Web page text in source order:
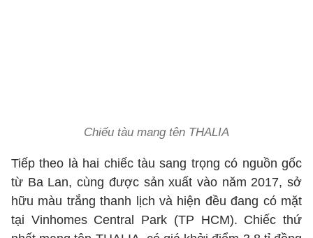
Chiếu tàu mang tên THALIA
Tiếp theo là hai chiếc tàu sang trọng có nguồn gốc
từ Ba Lan, cùng được sản xuất vào năm 2017, sở
hữu màu trắng thanh lịch và hiện đều đang có mặt
tại Vinhomes Central Park (TP HCM). Chiếc thứ